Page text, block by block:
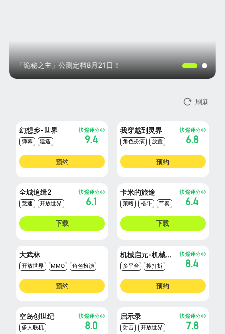
「诡秘之主」公测定档8月21日！
刷新
幻想乡-世界
弹幕
建造
角色扮演
9.4
预约
全城追缉2
竞速
开放世界
赛车
6.1
下载
大武林
开放世界 MMO 角色扮演
预约
空岛创世纪
多人联机
8.0
我穿越到灵界
角色扮演
放置
沙盒
6.8
预约
卡米的旅途
策略 格斗 节奏 6.4
下载
机械启元-机械兽生存新游
多平台
搜打拆
射击
8.4
预约
启示录
射击
开放世界
7.8